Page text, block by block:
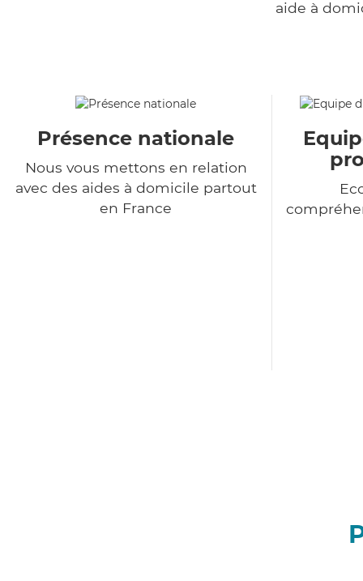
aide à
Présence nationale
Nous vous mettons en relation
avec des aides à domicile partout
en France